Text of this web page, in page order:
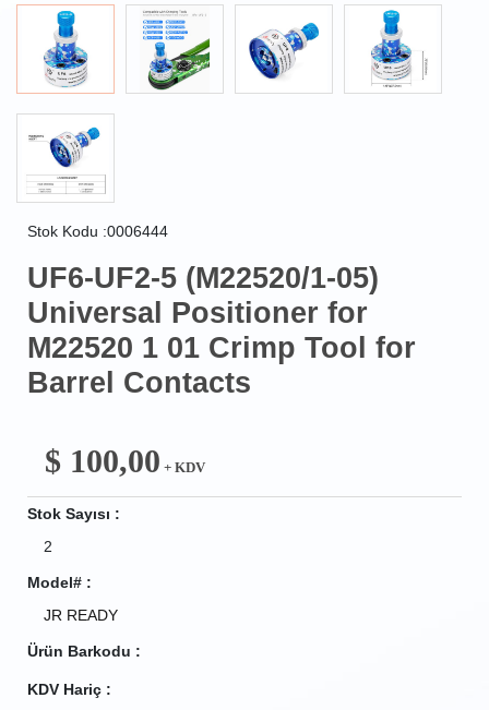
Stok Kodu :0006444
UF6-UF2-5 (M22520/1-05)
Universal Positioner for
M22520 1 01 Crimp Tool for
Barrel Contacts
$ 100,00 + KDV
Stok Sayısı :
2
Model# :
JR READY
Ürün Barkodu :
KDV Hariç :